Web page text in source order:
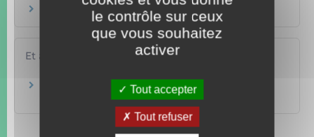
Qu'est-ce que le conseil médical ?
Et aussi
le contrôle sur ceux
que vous souhaitez
activer
Tout accepter
Tout refuser